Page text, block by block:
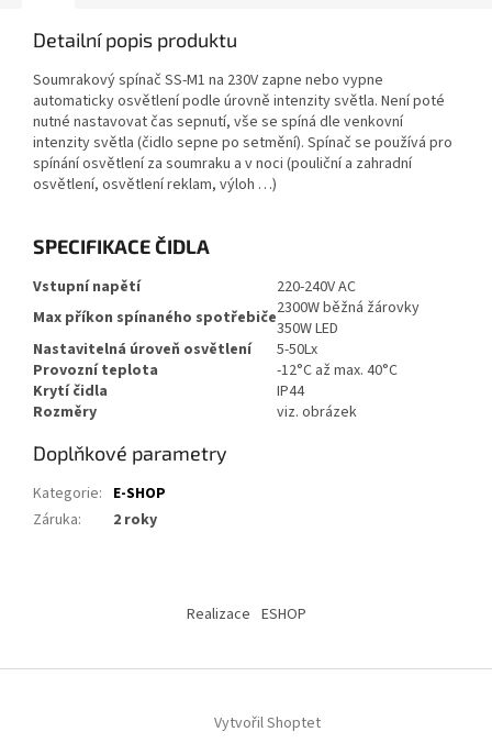
Detailní popis produktu
Soumrakový spínač SS-M1 na 230V zapne nebo vypne
automaticky osvětlení podle úrovně intenzity světla. Není poté
nutné nastavovat čas sepnutí, vše se spíná dle venkovní
intenzity světla (čidlo sepne po setmění). Spínač se používá pro
spínání osvětlení za soumraku a v noci (pouliční a zahradní
osvětlení, osvětlení reklam, výloh …)
SPECIFIKACE ČIDLA
Vstupní napětí
220-240V AC
Max příkon spínaného spotřebiče2300W běžná žárovky
350W LED
Nastavitelná úroveň osvětlení
5-50Lx
Provozní teplota
-12°C až max. 40°C
Krytí čidla
IP44
Rozměry
viz. obrázek
Doplňkové parametry
Kategorie: E-SHOP
Záruka: 2 roky
Realizace ESHOP
Vytvořil Shoptet